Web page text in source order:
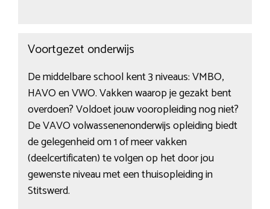
Voortgezet onderwijs
De middelbare school kent 3 niveaus: VMBO,
HAVO en VWO. Vakken waarop je gezakt bent
overdoen? Voldoet jouw vooropleiding nog niet?
De VAVO volwassenenonderwijs opleiding biedt
de gelegenheid om 1 of meer vakken
(deelcertificaten) te volgen op het door jou
gewenste niveau met een thuisopleiding in
Stitswerd.